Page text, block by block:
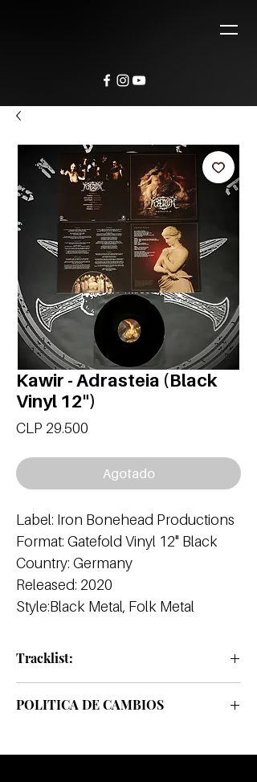
Kawir - Adrasteia (Black
Vinyl 12")
CLP 29.500
Agotado
Label: Iron Bonehead Productions
Format: Gatefold Vinyl 12" Black
Country: Germany
Released: 2020
Style:Black Metal, Folk Metal
Tracklist:
A2 Atalanti
B2 Colchis
POLITICA DE CAMBIOS
fábrica